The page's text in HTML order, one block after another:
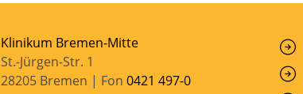
Klinikum Bremen-Mitte
St.-Jürgen-Str. 1
28205 Bremen | Fon0421 497-0